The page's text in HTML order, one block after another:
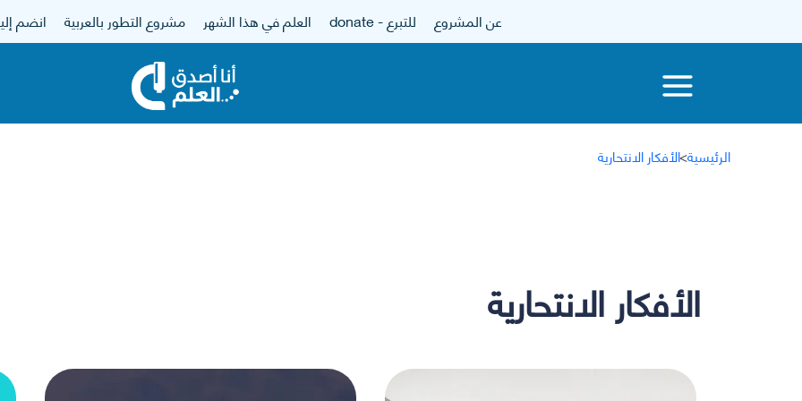
عن المشروع للتبرع - donate العلم في هذا الشهر مشروع التطور بالعربية انضم
الرئيسية>الأفكار الانتحارية
الأفكار الانتحارية